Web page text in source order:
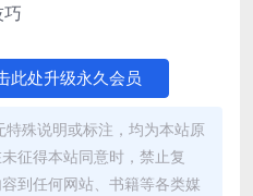
此处升级永久会员
殊说明或标注，均为本站原
征得本站同意时，禁止复
到任何网站、书籍等各类媒